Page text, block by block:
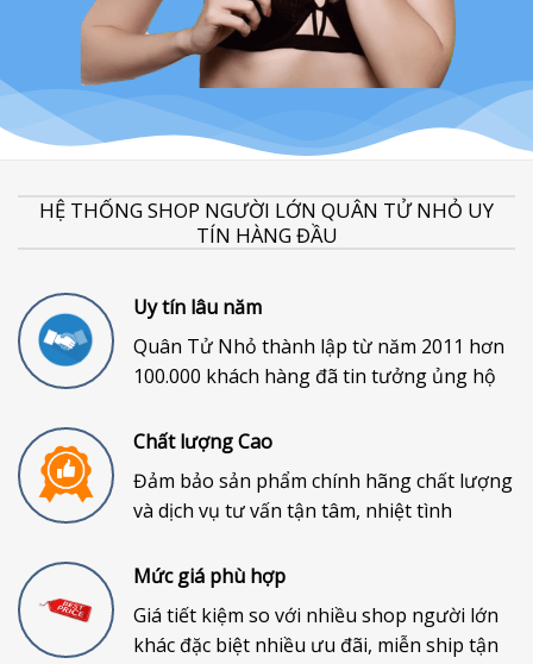
HỆ THỐNG SHOP NGƯỜI LỚN QUÂN TỬ NHỎ UY
TÍN HÀNG ĐẦU
Uy tín lâu năm
Quân Tử Nhỏ thành lập từ năm 2011 hơn
100.000 khách hàng đã tin tưởng ủng hộ
Chất lượng Cao
Đảm bảo sản phẩm chính hãng chất lượng
và dịch vụ tư vấn tận tâm, nhiệt tình
Mức giá phù hợp
Giá tiết kiệm so với nhiều shop người lớn
khác đặc biệt nhiều ưu đãi, miễn ship tận